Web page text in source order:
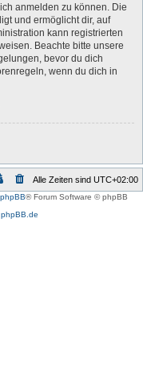
anmelden zu können. Die
und ermöglicht dir, auf
kann registrierten
Beachte bitte unsere
bevor du dich
wenn du dich in
Alle Zeiten sind UTC+02:00
phpBB® Forum Software © phpBB
phpBB.de